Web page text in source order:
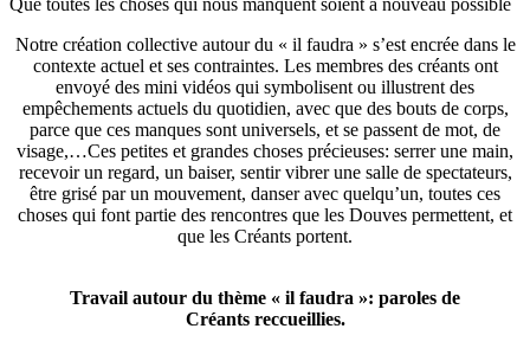
Que toutes les choses qui nous manquent soient à nouveau possible
Notre création collective autour du « il faudra » s’est encrée dans le
contexte actuel et ses contraintes. Les membres des créants ont
envoyé des mini vidéos qui symbolisent ou illustrent des
empêchements actuels du quotidien, avec que des bouts de corps,
parce que ces manques sont universels, et se passent de mot, de
visage,…Ces petites et grandes choses précieuses: serrer une main,
recevoir un regard, un baiser, sentir vibrer une salle de spectateurs,
être grisé par un mouvement, danser avec quelqu’un, toutes ces
choses qui font partie des rencontres que les Douves permettent, et
que les Créants portent.
Travail autour du thème « il faudra »: paroles de
Créants reccueillies.